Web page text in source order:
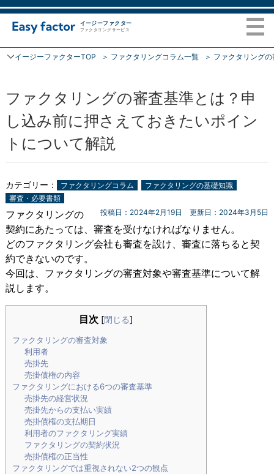
イージーファクター
ファクタリングサービス
トップページ
ファクタリング
ご利用の流れ
FAQ
お問い合わせ
イージーファクターTOP ファクタリングコラム一覧 ファクタリング
ファクタリングの審査基準とは？申
し込み前に押さえておきたいポイン
トについて解説
カテゴリー： ファクタリングコラム
ファクタリングの基礎知識
審査・必要書類
更新日：2024年3月5日
投稿日：2024年2月19日
ファクタリングの
契約にあたっては、審査を受けなければなりません。
どのファクタリング会社も審査を設け、審査に落ちると契
約できないのです。
今回は、ファクタリングの審査対象や審査基準について解
説します。
目次 [閉じる]
ファクタリングの審査対象
利用者
売掛先
売掛債権の内容
ファクタリングにおける6つの審査基準
売掛先の経営状況
売掛先からの支払い実績
売掛債権の支払期日
利用者のファクタリング実績
ファクタリングの契約状況
売掛債権の正当性
ファクタリングでは重視されない2つの観点